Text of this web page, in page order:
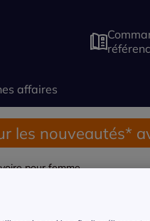
affaires
les nouveautés*
pour femme
femme